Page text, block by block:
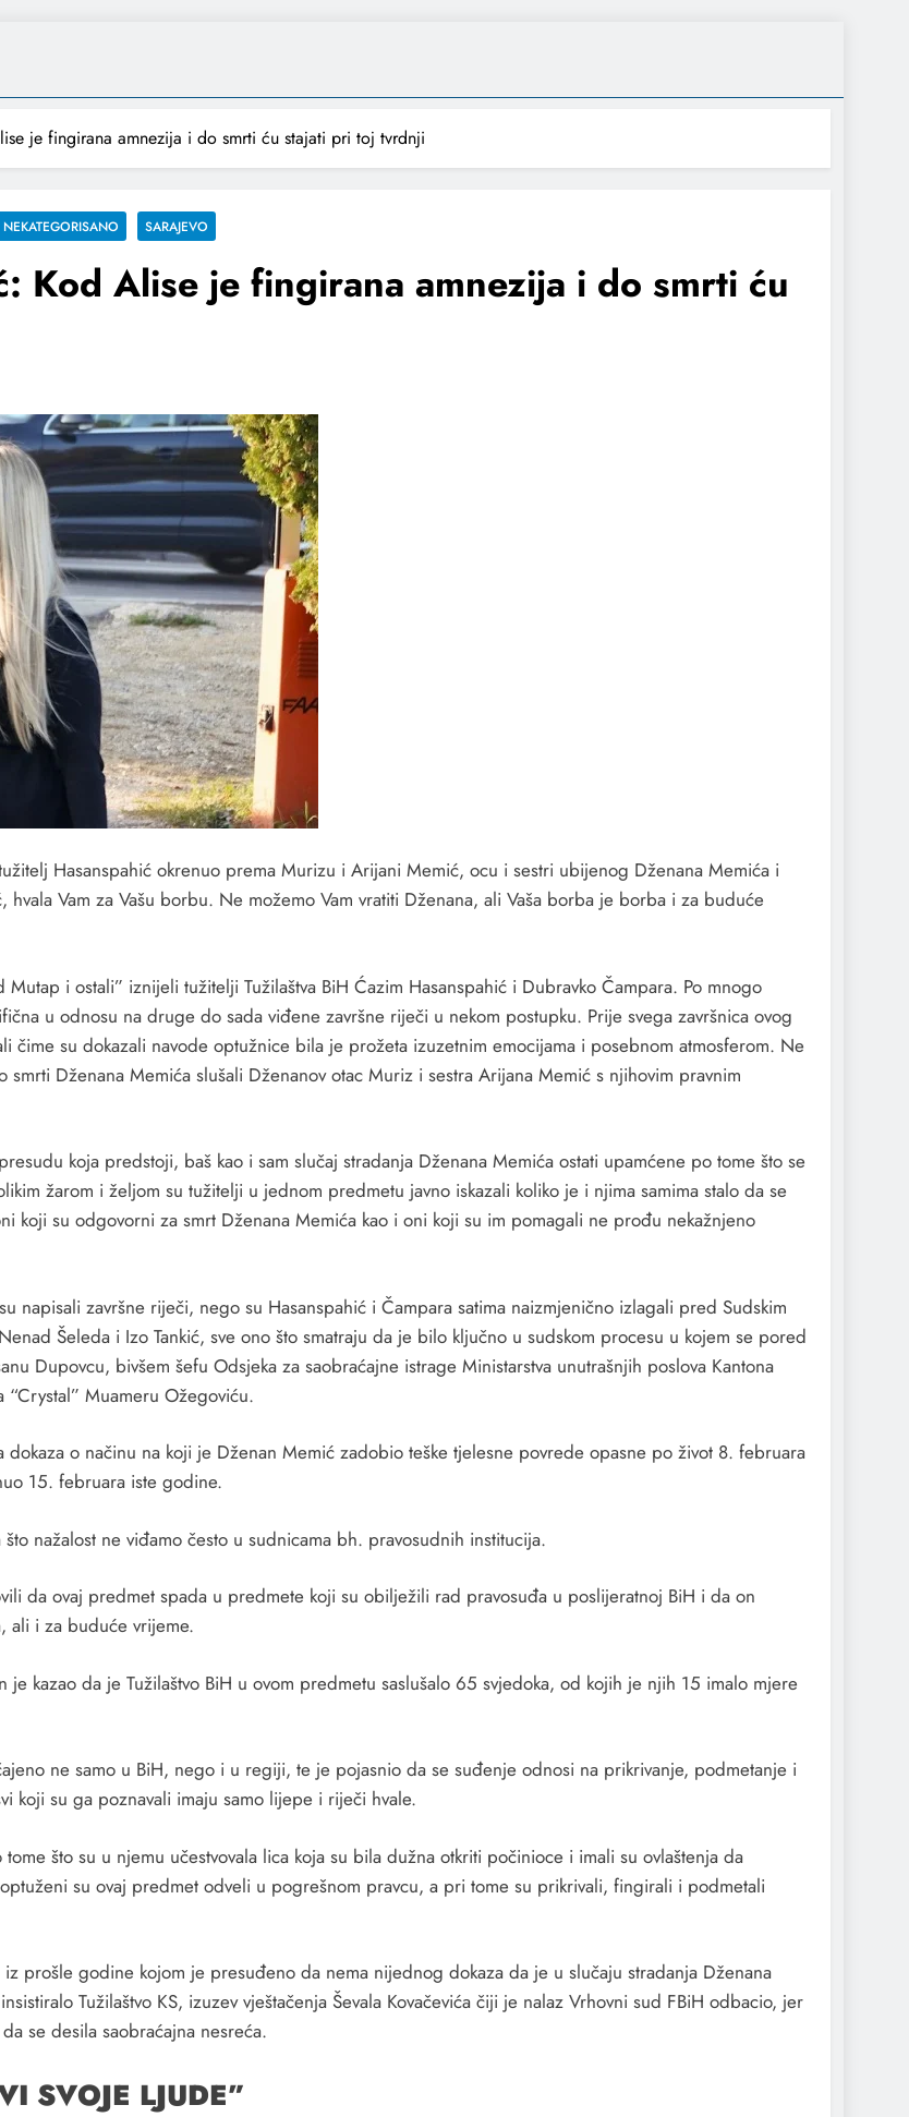
je fingirana amnezija i do smrti ću stajati pri toj tvrdnji
NEKATEGORISANO SARAJEVO
Kod Alise je fingirana amnezija i do smrti ću
Hasanspahić okrenuo prema Murizu i Arijani Memić, ocu i sestri ubijenog Dženana Memića i
Vam za Vašu borbu. Ne možemo Vam vratiti Dženana, ali Vaša borba je borba i za buduće
i ostali” iznijeli tužitelji Tužilaštva BiH Ćazim Hasanspahić i Dubravko Čampara. Po mnogo
u odnosu na druge do sada viđene završne riječi u nekom postupku. Prije svega završnica ovog
čime su dokazali navode optužnice bila je prožeta izuzetnim emocijama i posebnom atmosferom. Ne
Dženana Memića slušali Dženanov otac Muriz i sestra Arijana Memić s njihovim pravnim
koja predstoji, baš kao i sam slučaj stradanja Dženana Memića ostati upamćene po tome što se
žarom i željom su tužitelji u jednom predmetu javno iskazali koliko je i njima samima stalo da se
koji su odgovorni za smrt Dženana Memića kao i oni koji su im pomagali ne prođu nekažnjeno
napisali završne riječi, nego su Hasanspahić i Čampara satima naizmjenično izlagali pred Sudskim
Šeleda i Izo Tankić, sve ono što smatraju da je bilo ključno u sudskom procesu u kojem se pored
Dupovcu, bivšem šefu Odsjeka za saobraćajne istrage Ministarstva unutrašnjih poslova Kantona
“Crystal” Muameru Ožegoviću.
o načinu na koji je Dženan Memić zadobio teške tjelesne povrede opasne po život 8. februara
15. februara iste godine.
nažalost ne viđamo često u sudnicama bh. pravosudnih institucija.
da ovaj predmet spada u predmete koji su obilježili rad pravosuđa u poslijeratnoj BiH i da on
ali i za buduće vrijeme.
kazao da je Tužilaštvo BiH u ovom predmetu saslušalo 65 svjedoka, od kojih je njih 15 imalo mjere
ne samo u BiH, nego i u regiji, te je pojasnio da se suđenje odnosi na prikrivanje, podmetanje i
koji su ga poznavali imaju samo lijepe i riječi hvale.
što su u njemu učestvovala lica koja su bila dužna otkriti počinioce i imali su ovlaštenja da
su ovaj predmet odveli u pogrešnom pravcu, a pri tome su prikrivali, fingirali i podmetali
prošle godine kojom je presuđeno da nema nijednog dokaza da je u slučaju stradanja Dženana
Tužilaštvo KS, izuzev vještačenja Ševala Kovačevića čiji je nalaz Vrhovni sud FBiH odbacio, jer
se desila saobraćajna nesreća.
SVOJE LJUDE”